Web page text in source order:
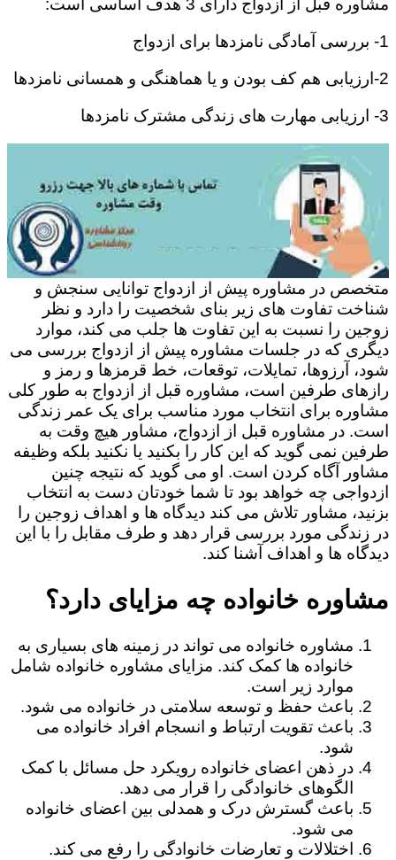
مشاوره قبل از ازدواج دارای 3 هدف اساسی است:
1- بررسی آمادگی نامزدها برای ازدواج
2-ارزیابی هم کف بودن و یا هماهنگی و همسانی نامزدها
3- ارزیابی مهارت های زندگی مشترک نامزدها
متخصص در مشاوره پیش از ازدواج توانایی سنجش و
شناخت تفاوت های زیر بنای شخصیت را دارد و نظر
زوجین را نسبت به این تفاوت ها جلب می کند، موارد
دیگری که در جلسات مشاوره پیش از ازدواج بررسی می
شود، آرزوها، تمایلات، توقعات، خط قرمزها و رمز و
رازهای طرفین است، مشاوره قبل از ازدواج به طور کلی
مشاوره برای انتخاب مورد مناسب برای یک عمر زندگی
است. در مشاوره قبل از ازدواج، مشاور هیچ وقت به
طرفین نمی گوید که این کار را بکنید یا نکنید بلکه وظیفه
مشاور آگاه کردن است. او می گوید که نتیجه چنین
ازدواجی چه خواهد بود تا شما خودتان دست به انتخاب
بزنید، مشاور تلاش می کند دیدگاه ها و اهداف زوجین را
در زندگی مورد بررسی قرار دهد و طرف مقابل را با این
دیدگاه ها و اهداف آشنا کند.
مشاوره خانواده چه مزایای دارد؟
مشاوره خانواده می تواند در زمینه های بسیاری به
خانواده ها کمک کند. مزایای مشاوره خانواده شامل
موارد زیر است.
باعث حفظ و توسعه سلامتی در خانواده می شود.
باعث تقویت ارتباط و انسجام افراد خانواده می
شود.
در ذهن اعضای خانواده رویکرد حل مسائل با کمک
الگوهای خانوادگی را قرار می دهد.
باعث گسترش درک و همدلی بین اعضای خانواده
می شود.
اختلالات و تعارضات خانوادگی را رفع می کند.